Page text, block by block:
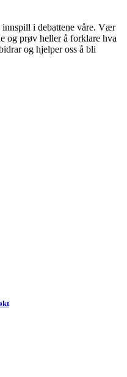
innspill i debattene våre. Vær
og prøv heller å forklare hva
og hjelper oss å bli